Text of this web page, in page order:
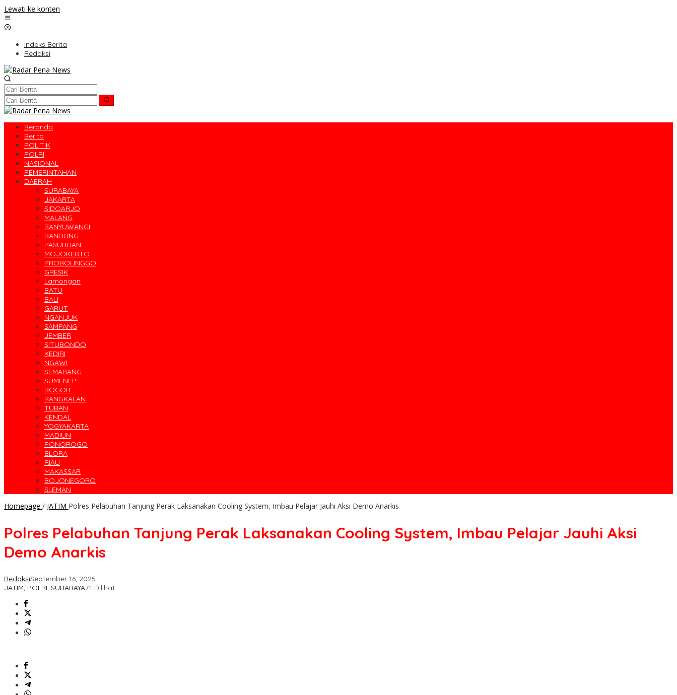
Lewati ke konten
Indeks Berita
Redaksi
Beranda
Berita
POLITIK
POLRI
NASIONAL
PEMERINTAHAN
DAERAH
SURABAYA
JAKARTA
SIDOARJO
MALANG
BANYUWANGI
BANDUNG
PASURUAN
MOJOKERTO
PROBOLINGGO
GRESIK
Lamongan
BATU
BALI
GARUT
NGANJUK
SAMPANG
JEMBER
SITUBONDO
KEDIRI
NGAWI
SEMARANG
SUMENEP
BOGOR
BANGKALAN
TUBAN
KENDAL
YOGYAKARTA
MADIUN
PONOROGO
BLORA
RIAU
MAKASSAR
BOJONEGORO
SLEMAN
Homepage / JATIM Polres Pelabuhan Tanjung Perak Laksanakan Cooling System, Imbau Pelajar Jauhi Aksi Demo Anarkis
Polres Pelabuhan Tanjung Perak Laksanakan Cooling System, Imbau Pelajar Jauhi Aksi
Demo Anarkis
RedaksiSeptember 16, 2025
JATIM, POLRI, SURABAYA71 Dilihat